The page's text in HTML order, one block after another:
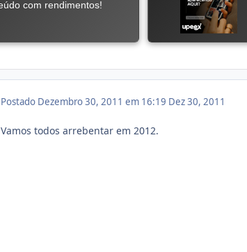
Postado Dezembro 30, 2011 em 16:19 Dez 30, 2011
Vamos todos arrebentar em 2012.